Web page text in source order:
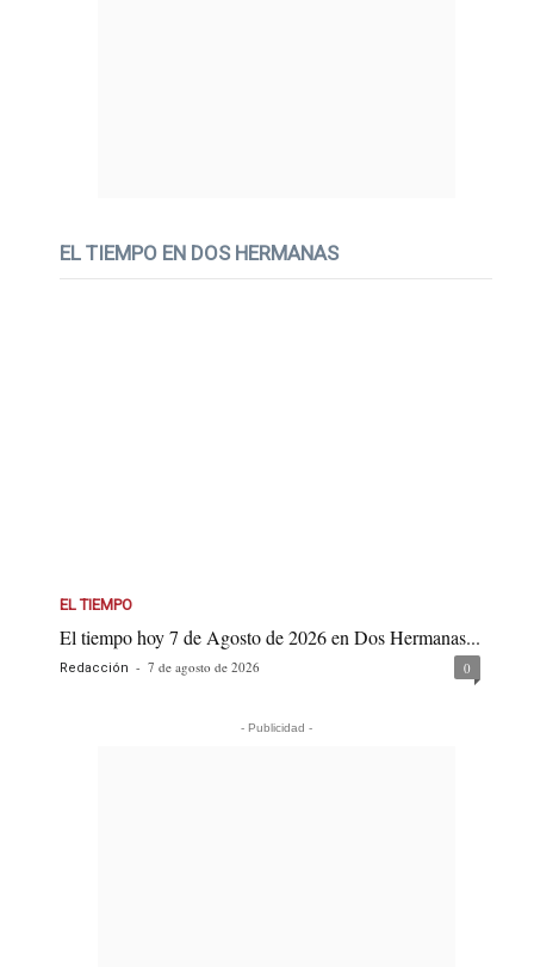
EL TIEMPO EN DOS HERMANAS
EL TIEMPO
El tiempo hoy 7 de Agosto de 2026 en Dos Hermanas...
Redacción - 7 de agosto de 2026 0
- Publicidad -